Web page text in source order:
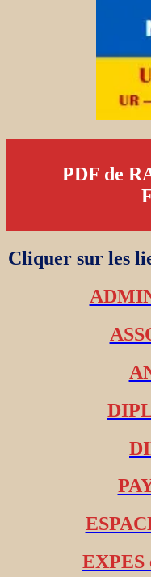
PDF de
Cliquer sur les
EXPES